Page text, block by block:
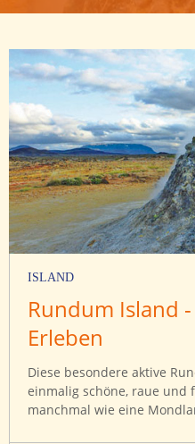
ISLAND
Rundum Island
Erleben
Diese besondere aktive
einmalig schöne, raue
manchmal wie eine